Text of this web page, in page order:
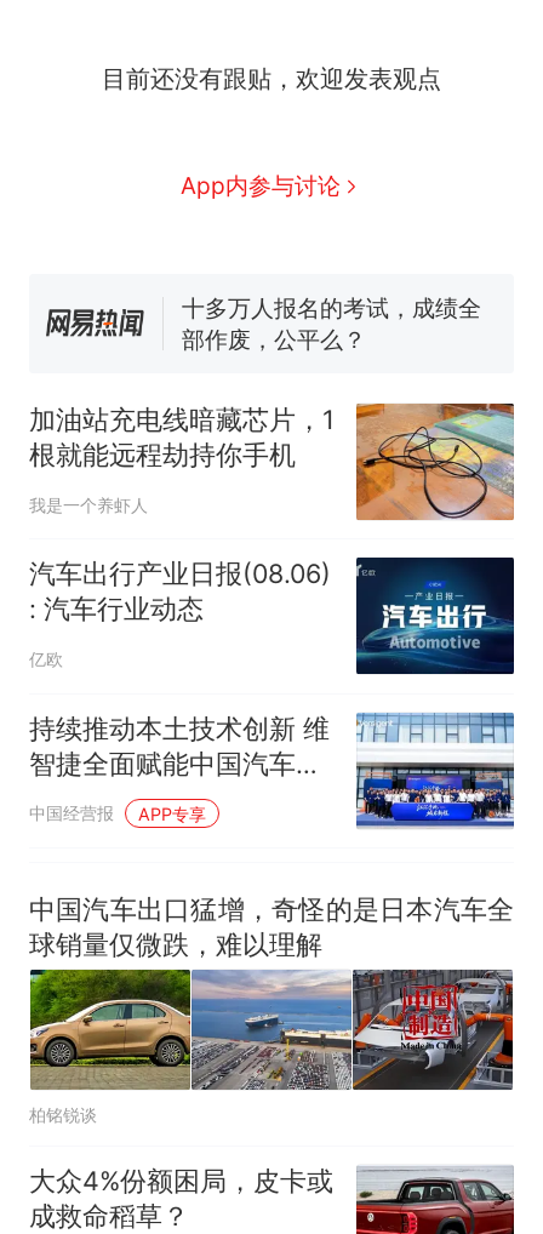
目前还没有跟贴，欢迎发表观点
App内参与讨论
因老师一句“跟我回家”改写了
眼了……
空调24小时开着反而更省电？
已叫停招聘，成立调查组全面
核查
十多万人报名的考试，成绩全
部作废，公平么？
搜，网友：天塌了！
热
那个在床头放菜刀的女孩，
因老师一句“跟我回家”改写了
加油站充电线暗藏芯片，1
根就能远程劫持你手机
我是一个养虾人
汽车出行产业日报(08.06)
: 汽车行业动态
亿欧
持续推动本土技术创新 维
智捷全面赋能中国汽车产
业
中国经营报 APP专享
中国汽车出口猛增，奇怪的是日本汽车全
球销量仅微跌，难以理解
柏铭锐谈
大众4%份额困局，皮卡或
成救命稻草？